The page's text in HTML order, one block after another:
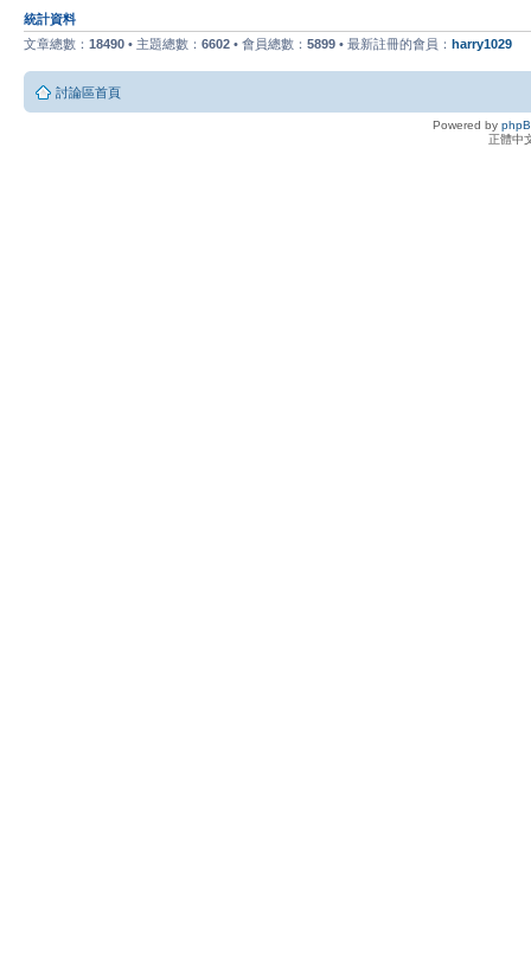
統計資料
文章總數： 18490 • 主題總數： 6602 • 會員總數： 5899 • 最新註冊的會員： harry1029
討論區首頁
Powered by
正體中